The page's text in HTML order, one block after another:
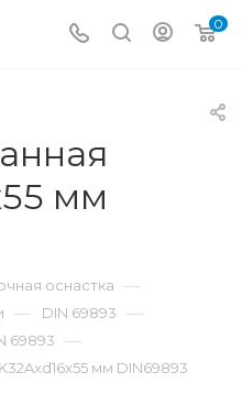
0
мм
оснастка —
— DIN 69893 —
69893 —
мм DIN69893